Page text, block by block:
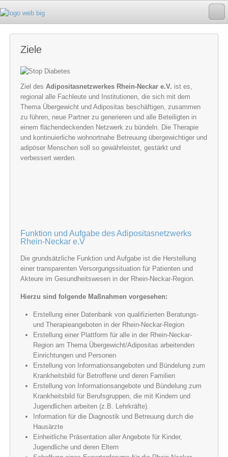
Ziele
Ziel des Adipositasnetzwerkes Rhein-Neckar e.V. ist es,
regional alle Fachleute und Institutionen, die sich mit dem
Thema Übergewicht und Adipositas beschäftigen, zusammen
zu führen, neue Partner zu generieren und alle Beteiligten in
einem flächendeckenden Netzwerk zu bündeln. Die Therapie
und kontinuierliche wohnortnahe Betreuung übergewichtiger und
adipöser Menschen soll so gewährleistet, gestärkt und
verbessert werden.
Funktion und Aufgabe des Adipositasnetzwerks
Rhein-Neckar e.V
Die grundsätzliche Funktion und Aufgabe ist die Herstellung
einer transparenten Versorgungssituation für Patienten und
Akteure im Gesundheitswesen in der Rhein-Neckar-Region.
Hierzu sind folgende Maßnahmen vorgesehen:
Erstellung einer Datenbank von qualifizierten Beratungs-
und Therapieangeboten in der Rhein-Neckar-Region
Erstellung einer Plattform für alle in der Rhein-Neckar-
Region am Thema Übergewicht/Adipositas arbeitenden
Einrichtungen und Personen
Erstellung von Informationsangeboten und Bündelung zum
Krankheitsbild für Betroffene und deren Familien
Erstellung von Informationsangebote und Bündelung zum
Krankheitsbild für Berufsgruppen, die mit Kindern und
Jugendlichen arbeiten (z.B. Lehrkräfte).
Information für die Diagnostik und Betreuung durch die
Hausärzte
Einheitliche Präsentation aller Angebote für Kinder,
Jugendliche und deren Eltern